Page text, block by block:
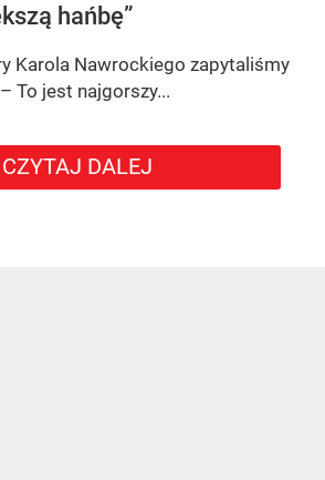
hańbę”
Karola Nawrockiego zapytaliśmy
To jest najgorszy...
CZYTAJ DALEJ